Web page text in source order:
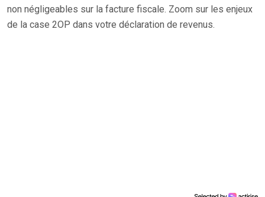
non négligeables sur la facture fiscale. Zoom sur les enjeux
de la case 2OP dans votre déclaration de revenus.